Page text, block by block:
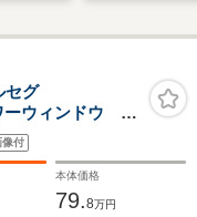
セグ
ウィンドウ
像付
本体価格
79.8万円